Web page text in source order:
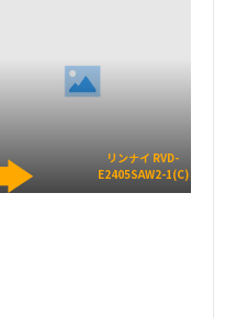
リンナイ RVD-
E2405SAW2-1(C)